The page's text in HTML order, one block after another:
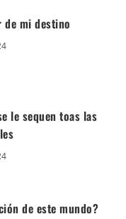
de mi destino
le sequen toas las
de este mundo?